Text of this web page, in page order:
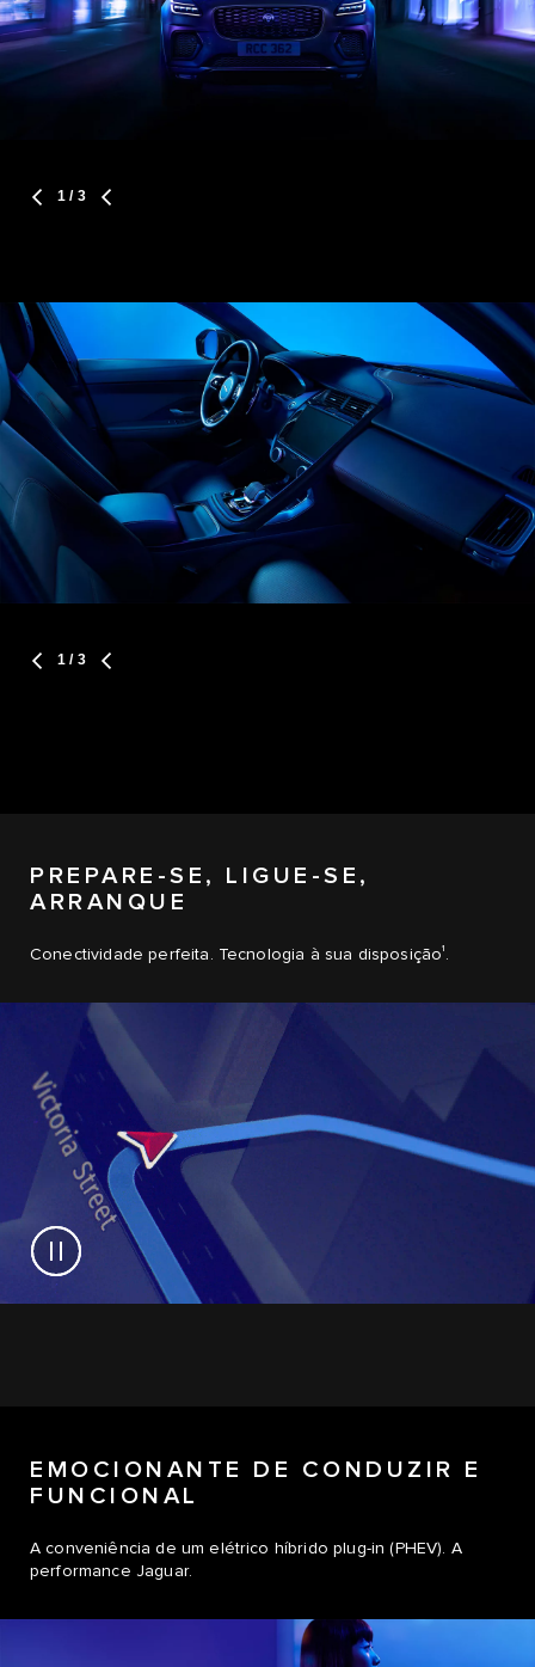
1 / 3
1 / 3
PREPARE-SE, LIGUE-SE,
ARRANQUE
Conectividade perfeita. Tecnologia à sua disposição1 .
EMOCIONANTE DE CONDUZIR E
FUNCIONAL
A conveniência de um elétrico híbrido plug-in (PHEV). A
performance Jaguar.